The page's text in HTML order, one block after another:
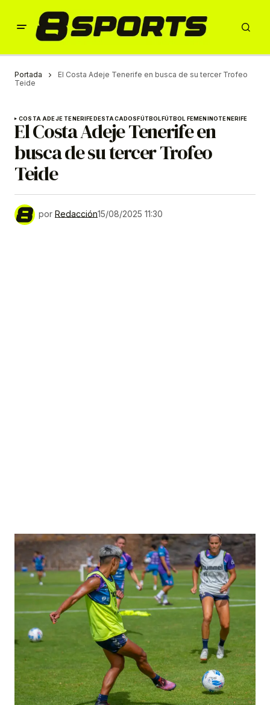
Portada
El Costa Adeje Tenerife en busca de su tercer Trofeo
Teide
COSTA ADEJE TENERIFEDESTACADOSFÚTBOLFÚTBOL FEMENINOTENERIFE
El Costa Adeje Tenerife en
busca de su tercer Trofeo
Teide
por Redacción15/08/2025 11:30